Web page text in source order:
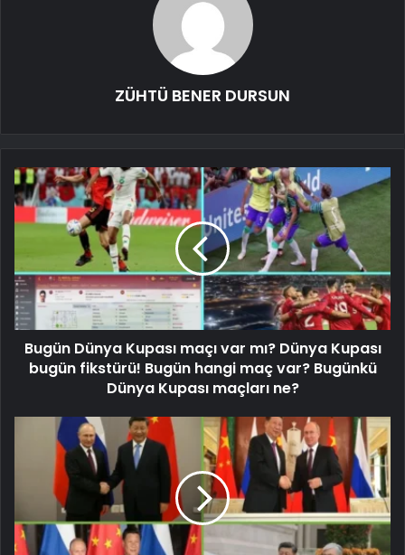
ZÜHTÜ BENER DURSUN
Bugün Dünya Kupası maçı var mı? Dünya Kupası
bugün fikstürü! Bugün hangi maç var? Bugünkü
Dünya Kupası maçları ne?